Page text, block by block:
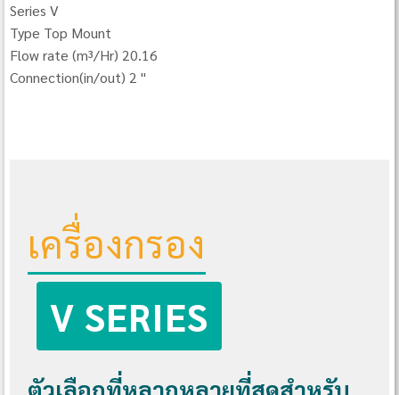
Series V
Type Top Mount
Flow rate (m³/Hr) 20.16
Connection(in/out) 2 "
เครื่องกรอง
V SERIES